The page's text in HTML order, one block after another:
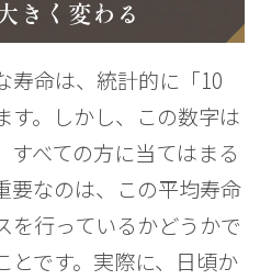
きく変わる
寿命は、統計的に「10
す。しかし、この数字は
すべての方に当てはまる
要なのは、この平均寿命
を行っているかどうかで
とです。実際に、日頃か